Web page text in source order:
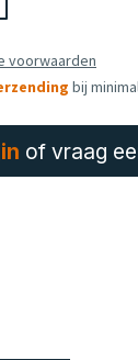
voorwaarden
bij
of vraag